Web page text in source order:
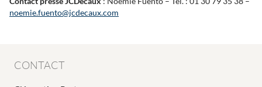
noemie.fuento@jcdecaux.com
CONTACT